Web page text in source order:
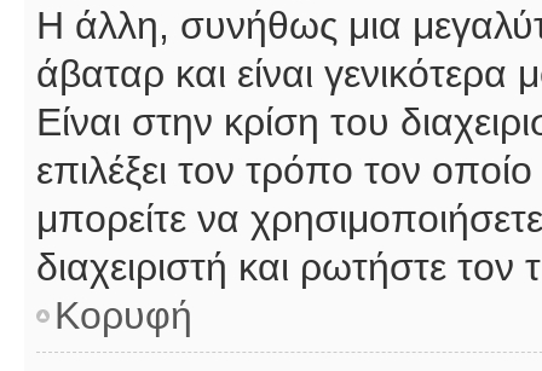
Η άλλη, συνήθως μια
άβαταρ και είναι
Είναι στην κρίση του
επιλέξει τον τρόπο τον
μπορείτε να
διαχειριστή και ρωτήστε τον
Κορυφή